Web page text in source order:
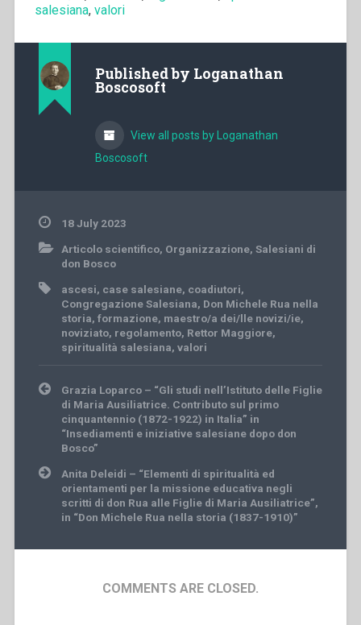
salesiana, valori
Published by Loganathan
Boscosoft
View all posts by Loganathan
Boscosoft
18 July 2023
Articolo scientifico, Organizzazione, Salesiani di
don Bosco
ascesi, case salesiane, coadiutori,
Congregazione Salesiana, Don Michele Rua nella
storia, formazione, maestro/a dei/lle novizi/ie,
noviziato, regolamento, Rettor Maggiore,
spiritualità salesiana, valori
Post
navigation
Grazia Loparco – “Gli studi nell’Istituto delle Figlie
di Maria Ausiliatrice. Contributo sul primo
cinquantennio (1872-1922) in Italia” in
“Insediamenti e iniziative salesiane dopo don
Bosco”
Anita Deleidi – “Elementi di spiritualità ed
orientamenti per la missione educativa negli
scritti di don Rua alle Figlie di Maria Ausiliatrice”,
in “Don Michele Rua nella storia (1837-1910)”
COMMENTS ARE CLOSED.